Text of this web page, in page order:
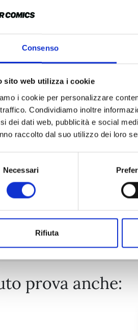
Consenso
sito web utilizza i cookie
i cookie per personalizzare
Condividiamo inoltre
dei dati web, pubblicità e social
raccolto dal suo utilizzo dei loro
Necessari
Rifiuta
prova anche: